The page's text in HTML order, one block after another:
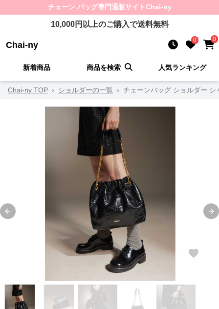
チェーン バッグ専門通販サイトChai-ny
10,000円以上のご購入で送料無料
Chai-ny 0 0
新着商品 商品を検索 人気ランキング
Chai-ny TOP › ショルダーの一覧 › チェーンバッグ ショルダー
Previous slide